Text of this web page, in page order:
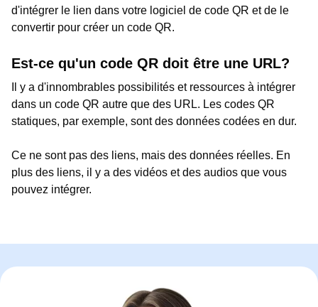
d'intégrer le lien dans votre logiciel de code QR et de le
convertir pour créer un code QR.
Est-ce qu'un code QR doit être une URL?
Il y a d'innombrables possibilités et ressources à intégrer
dans un code QR autre que des URL. Les codes QR
statiques, par exemple, sont des données codées en dur.
Ce ne sont pas des liens, mais des données réelles. En
plus des liens, il y a des vidéos et des audios que vous
pouvez intégrer.